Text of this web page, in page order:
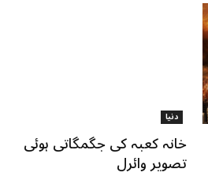
دنیا
خانہ کعبہ کی جگمگاتی ہوئی
تصویر وائرل